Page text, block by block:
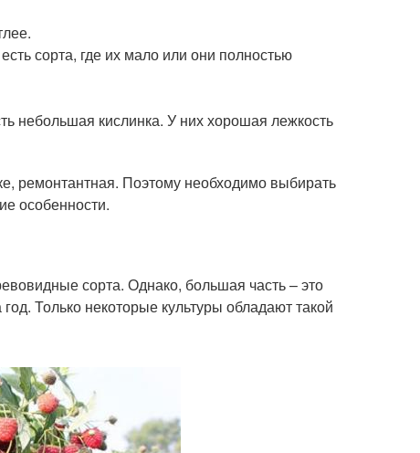
сорта, где их мало или они полностью
небольшая кислинка. У них хорошая лежкость
ремонтантная. Поэтому необходимо выбирать
особенности.
сорта. Однако, большая часть – это
Только некоторые культуры обладают такой